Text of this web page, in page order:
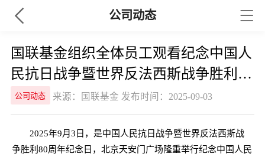
公司动态
国联基金组织全体员工观看纪念中国人
民抗日战争暨世界反法西斯战争胜利80
周年大会
公司动态 来源：国联基金 发布时间：2025-09-03
2025年9月3日，是中国人民抗日战争暨世界反法西斯战
争胜利80周年纪念日，北京天安门广场隆重举行纪念中国人民